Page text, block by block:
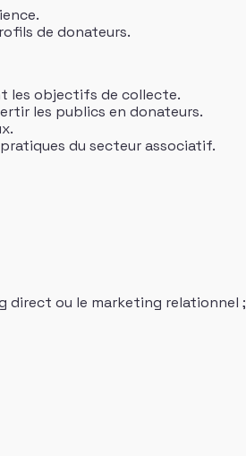
de donateurs.
les objectifs de collecte.
les publics en donateurs.
du secteur associatif.
direct ou le marketing relationnel ;